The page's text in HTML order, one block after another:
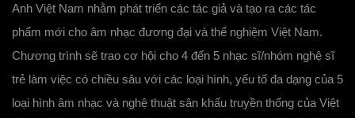
Anh Việt Nam nhằm phát triển các tác giả và tạo ra các tác
phẩm mới cho âm nhạc đương đại và thể nghiệm Việt Nam.
Chương trình sẽ trao cơ hội cho 4 đến 5 nhạc sĩ/nhóm nghệ sĩ
trẻ làm việc có chiều sâu với các loại hình, yếu tố đa dạng của 5
loại hình âm nhạc và nghệ thuật sân khấu truyền thống của Việt